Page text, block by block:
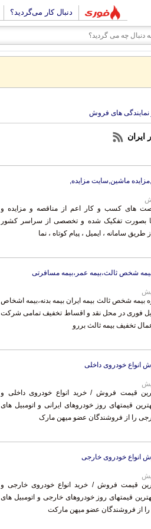
دنبال کار می‌گردید؟
نمایندگی های فروش
ایران
ماشین,سایت مزایده,
های کسب و کار اعم از مناقصه و مزایده و
بصورت تفکیک شده و تخصصی از سراسر کشور
طریق سامانه ، ایمیل ، پیام کوتاه ، نما
شخص ثالث،بیمه عمر،بیمه مسافرتی
بیمه شخص ثالث بیمه ایران بیمه بدنه،بیمه اشخاص
فوری در محل نقد و اقساط تخفیف تمامی شرکت
تخفیف بیمه ثالث بررو
انواع خودروی داخلی
قیمت فروش / خرید انواع خودروی داخلی و
قیمتهای روز خودروهای ایرانی و اتومبیل های
را از فروشندگان عضو میهن مارک
انواع خودروی خارجی
قیمت فروش / خرید انواع خودروی خارجی و
قیمتهای روز خودروهای خارجی و اتومبیل های
را از فروشندگان عضو میهن مارکت